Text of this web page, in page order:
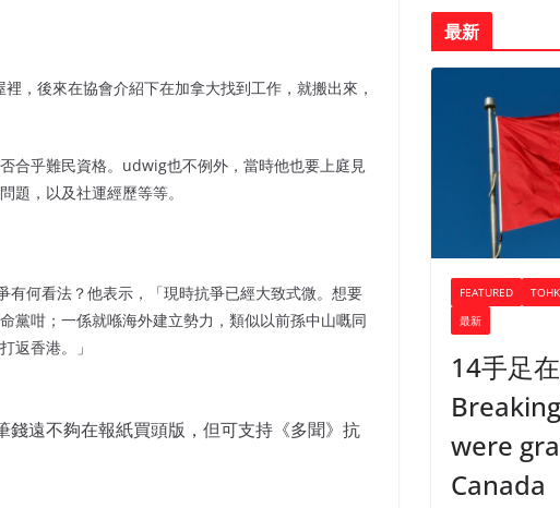
，後來在協會介紹下在加拿大找到工作，就搬出來，
合乎難民資格。udwig也不例外，當時他也要上庭見
題，以及社運經歷等等。
何看法？他表示，「現時抗爭已經大致式微。想要
黨咁；一係就喺海外建立勢力，類似以前孫中山嘅同
返香港。」
遠不夠在報紙買頭版，但可支持《多聞》抗
最新
FEATURED
最新
14手足
were
Canada